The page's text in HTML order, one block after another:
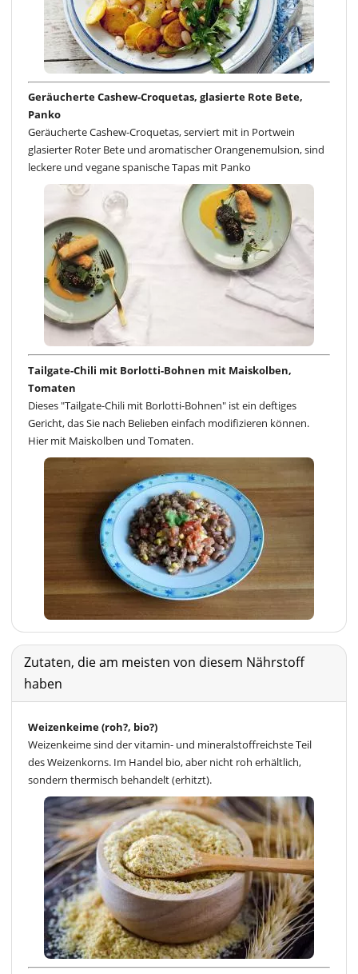
Geräucherte Cashew-Croquetas, glasierte Rote Bete,
Panko
Geräucherte Cashew-Croquetas, serviert mit in Portwein
glasierter Roter Bete und aromatischer Orangenemulsion, sind
leckere und vegane spanische Tapas mit Panko
Tailgate-Chili mit Borlotti-Bohnen mit Maiskolben,
Tomaten
Dieses "Tailgate-Chili mit Borlotti-Bohnen" ist ein deftiges
Gericht, das Sie nach Belieben einfach modifizieren können.
Hier mit Maiskolben und Tomaten.
Zutaten, die am meisten von diesem Nährstoff
haben
Weizenkeime (roh?, bio?)
Weizenkeime sind der vitamin- und mineralstoffreichste Teil
des Weizenkorns. Im Handel bio, aber nicht roh erhältlich,
sondern thermisch behandelt (erhitzt).